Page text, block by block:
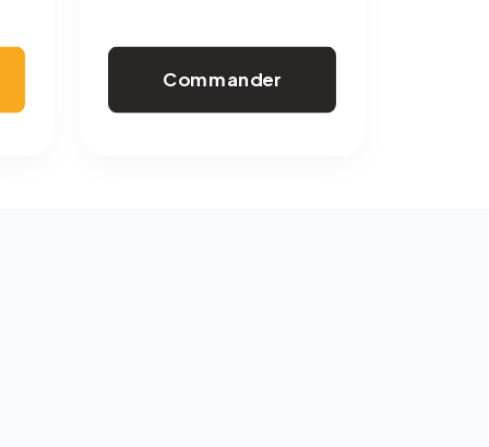
Commander